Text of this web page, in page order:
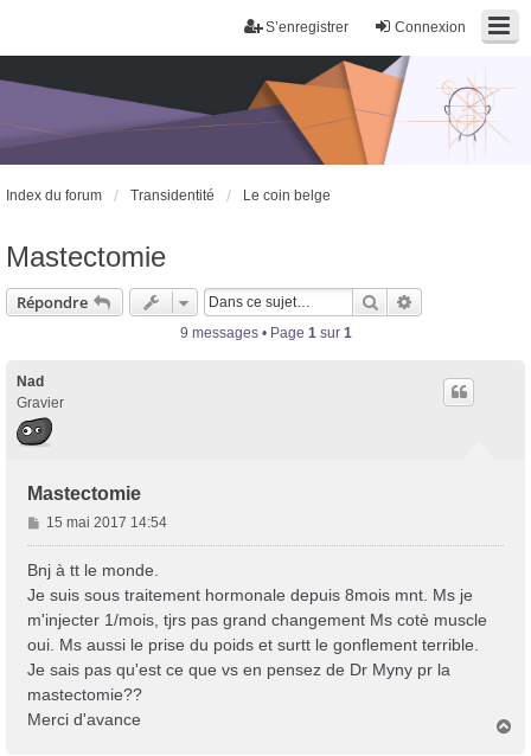
Connexion
S’enregistrer
Index du forum Transidentité Le coin belge
Mastectomie
Répondre Rechercher
9 messages • Page 1sur 1
Nad
Gravier
Mastectomie
M
e
s
a
g
e
15 mai 2017 14:54
Bnj à tt le monde.
Je suis sous traitement hormonale depuis 8mois mnt. Ms je
m'injecter 1/mois, tjrs pas grand changement Ms cotè muscle
oui. Ms aussi le prise du poids et surtt le gonflement terrible.
Je sais pas qu'est ce que vs en pensez de Dr Myny pr la
mastectomie??
Merci d'avance